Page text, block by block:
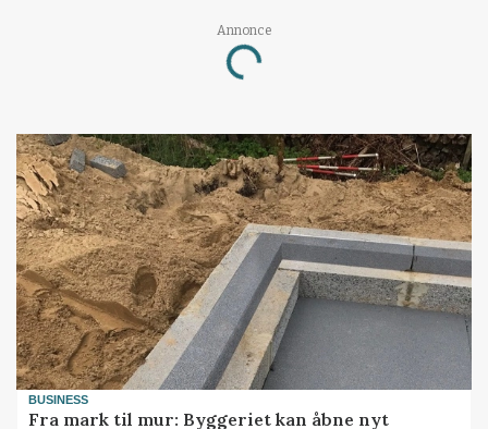
Annonce
Loading...
BUSINESS
Fra mark til mur: Byggeriet kan åbne nyt